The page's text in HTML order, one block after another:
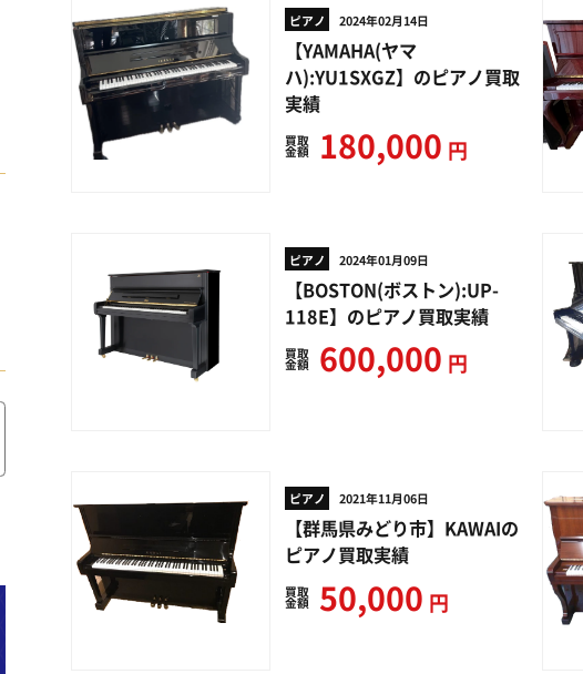
ピアノ 2024年02月14日
【YAMAHA(ヤマ
ハ):YU1SXGZ】のピアノ買取
実績
買取
金額 180,000 円
ピアノ 2024年01月09日
【BOSTON(ボストン):UP-
118E】のピアノ買取実績
買取
金額 600,000 円
ピアノ 2021年11月06日
【群馬県みどり市】KAWAIの
ピアノ買取実績
買取
金額 50,000 円